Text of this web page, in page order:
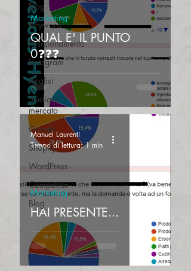
Blog
Keyword
Posizionamento
Instagram
Analisi
Studiare il
mercato
Google
Shopify
WordPress
Competitor
Blog
QUAL E' IL PUNTO
0❓❓❓
Marketing
HAI PRESENTE...
Marketing
Manuel Laurenti
Tempo di lettura: 1 min